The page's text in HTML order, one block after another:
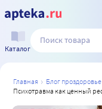
Каталог
главная блог проздоровье
психотравма как ценный